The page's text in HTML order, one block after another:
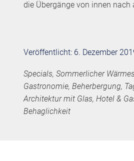
die Übergänge von innen nach
Veröffentlicht: 6. Dezember
Specials, Sommerlicher
Gastronomie, Beherbergung,
Architektur mit Glas, Hotel &
Behaglichkeit